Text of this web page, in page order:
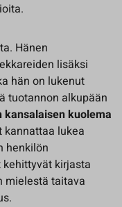
Hänen
lisäksi
hän on lukenut
tuotannon alkupään
kansalaisen kuolema
kannattaa lukea
henkilön
kirjasta
mielestä taitava